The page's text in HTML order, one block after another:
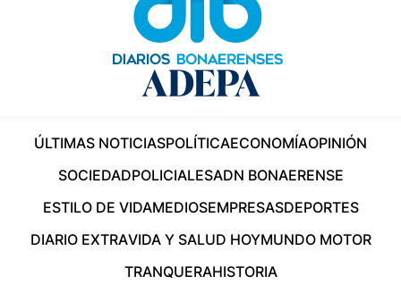
ÚLTIMAS NOTICIASPOLÍTICAECONOMÍAOPINIÓN
SOCIEDADPOLICIALESADN BONAERENSE
ESTILO DE VIDAMEDIOSEMPRESASDEPORTES
DIARIO EXTRAVIDA Y SALUD HOYMUNDO MOTOR
TRANQUERAHISTORIA